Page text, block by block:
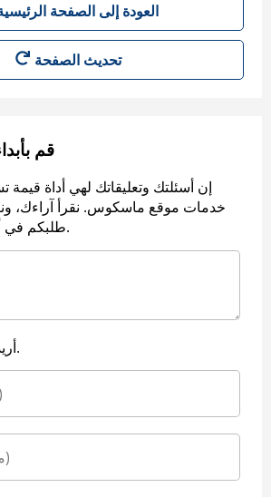
العودة إلى الصفحة
تحديث الصفحة
قم
إن أسئلتك وتعليقاتك لهي أداة قيمة
خدمات موقع ماسكوس. نقرأ آراءك،
طلبكم في أسرع وقت ممكن.
أريد ردًا على رأيي.